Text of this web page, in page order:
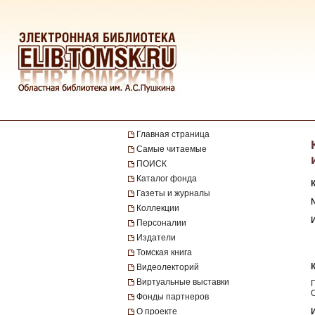
Главная страница
Самые читаемые
ПОИСК
Каталог фонда
Газеты и журналы
Коллекции
Персоналии
Издатели
Томская книга
Видеолекторий
Виртуальные выставки
Фонды партнеров
О проекте